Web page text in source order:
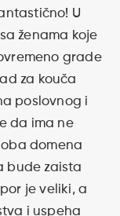
U
ženama koje
grade
za kouča
poslovnog i
da ima ne
domena
bude zaista
je veliki, a
i uspeha